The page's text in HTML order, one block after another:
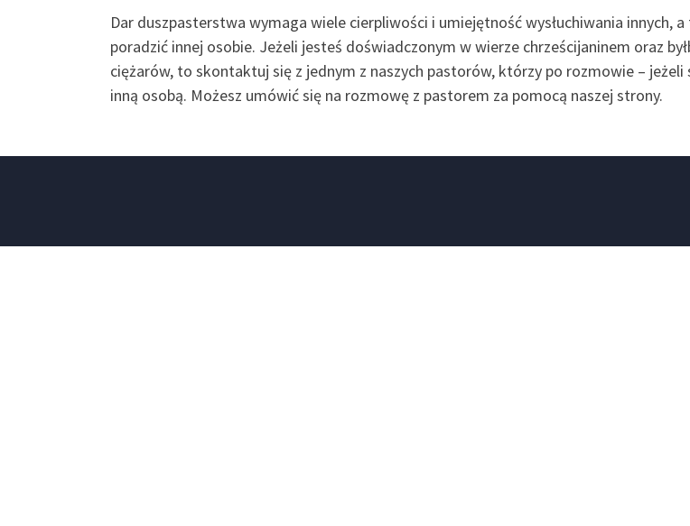
Dar duszpasterstwa wymaga wiele cierpliwości i umiejętność wysłuchiwania innych,
poradzić innej osobie. Jeżeli jesteś doświadczonym w wierze chrześcijaninem oraz
ciężarów, to skontaktuj się z jednym z naszych pastorów, którzy po rozmowie –
inną osobą. Możesz umówić się na rozmowę z pastorem za pomocą naszej strony.